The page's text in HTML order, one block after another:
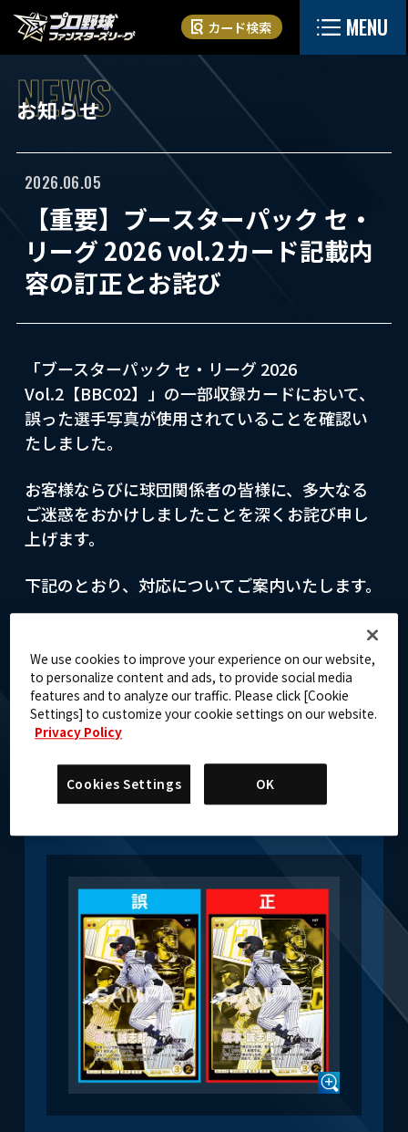
カード検索 MENU
お知らせ
2026.06.05
【重要】ブースターパック セ・
リーグ 2026 vol.2カード記載内
容の訂正とお詫び
「ブースターパック セ・リーグ 2026
Vol.2【BBC02】」の一部収録カードにおいて、
誤った選手写真が使用されていることを確認い
たしました。
お客様ならびに球団関係者の皆様に、多大なる
ご迷惑をおかけしましたことを深くお詫び申し
上げます。
下記のとおり、対応についてご案内いたします。
対象カード
BBC02-004
坂本 誠志郎(SR☆)
We use cookies to improve your experience on our website,
to personalize content and ads, to provide social media
features and to analyze our traffic. Please click [Cookie
Settings] to customize your cookie settings on our website.
Privacy Policy
Cookies Settings OK